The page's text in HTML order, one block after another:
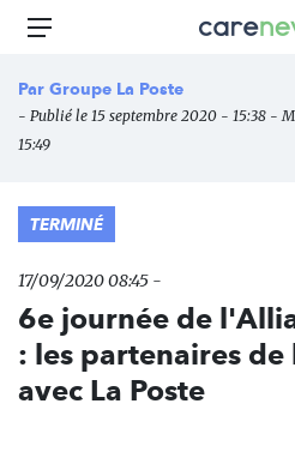
Aller
principal
Carenews,
des
Menu
Par Groupe La Poste
- Publié le 15 septembre 2020 - 15:38 -
15:49
TERMINÉ
17/09/2020 08:45 -
6e journée de
: les partenaires de
avec La Poste